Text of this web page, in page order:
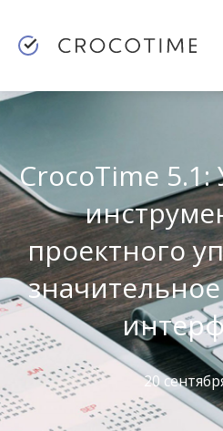
CrocoTime
проектного
20